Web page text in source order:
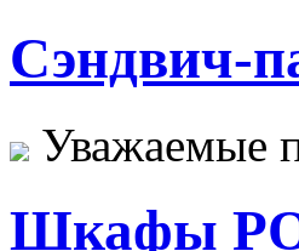
Сэндвич-
Шкафы